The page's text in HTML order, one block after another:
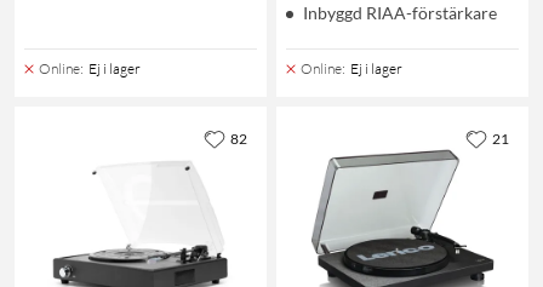
Online: Ej i lager
Inbyggd RIAA-förstärkare
Online: Ej i lager
82 21